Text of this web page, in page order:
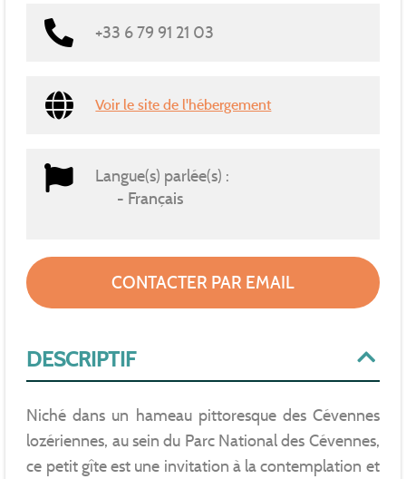
DESCRIPTIF
Niché dans un hameau pittoresque des Cévennes
lozériennes, au sein du Parc National des Cévennes,
ce petit gîte est une invitation à la contemplation et
+33 6 79 91 21 03
Voir le site de l'hébergement
Langue(s) parlée(s) :
Français
CONTACTER PAR EMAIL